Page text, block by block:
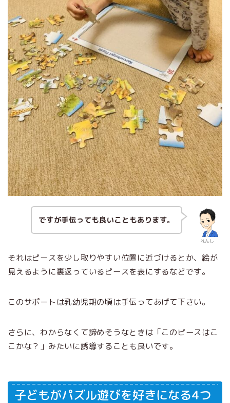
れんし
ですが手伝っても良いこともあります。
それはピースを少し取りやすい位置に近づけるとか、絵が
見えるように裏返っているピースを表にするなどです。
このサポートは乳幼児期の頃は手伝ってあげて下さい。
さらに、わからなくて諦めそうなときは「このピースはこ
こかな？」みたいに誘導することも良いです。
子どもがパズル遊びを好きになる4つ